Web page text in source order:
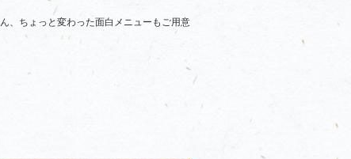
、ちょっと変わった面白メニューもご用意